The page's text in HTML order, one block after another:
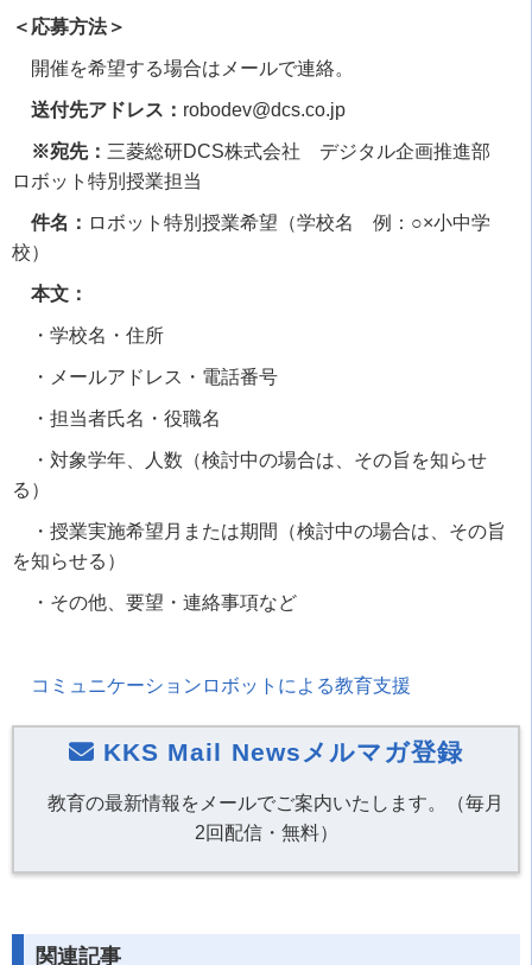
＜応募方法＞
開催を希望する場合はメールで連絡。
送付先アドレス： robodev@dcs.co.jp
※宛先： 三菱総研DCS株式会社 デジタル企画推進部
ロボット特別授業担当
件名： ロボット特別授業希望（学校名 例：○×小中学
校）
本文：
・学校名・住所
・メールアドレス・電話番号
・担当者氏名・役職名
・対象学年、人数（検討中の場合は、その旨を知らせ
る）
・授業実施希望月または期間（検討中の場合は、その旨
を知らせる）
・その他、要望・連絡事項など
コミュニケーションロボットによる教育支援
KKS Mail Newsメルマガ登録
教育の最新情報をメールでご案内いたします。（毎月
2回配信・無料）
関連記事